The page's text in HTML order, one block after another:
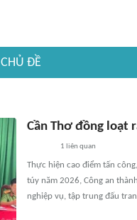
CHỦ ĐỀ
Cần Thơ đồng loạt
1 liên quan
Thực hiện cao điểm tấn
túy năm 2026, Công an
nghiệp vụ, tập trung đấu